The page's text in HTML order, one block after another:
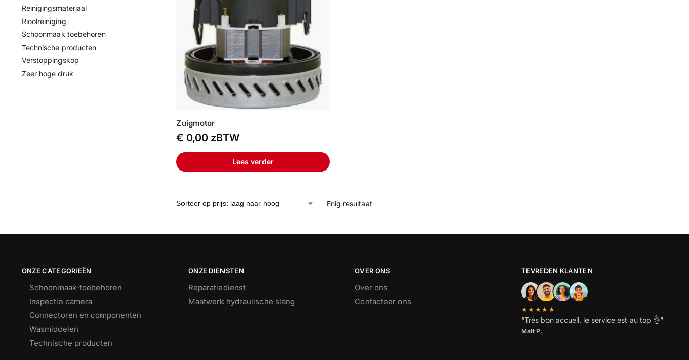
Zuigmotor
€ 0,00 zBTW
Lees verder
Enig resultaat
Reinigingsmateriaal
Rioolreiniging
Schoonmaak toebehoren
Technische producten
Verstoppingskop
Zeer hoge druk
ONZE CATEGORIEËN
Schoonmaak-toebehoren
Inspectie camera
Connectoren en componenten
Wasmiddelen
Technische producten
ONZE DIENSTEN
Reparatiedienst
Maatwerk hydraulische slang
OVER ONS
Over ons
Contacteer ons
TEVREDEN KLANTEN
★★★★★
“Très bon accueil, le service est au top 👌”
Matt P.